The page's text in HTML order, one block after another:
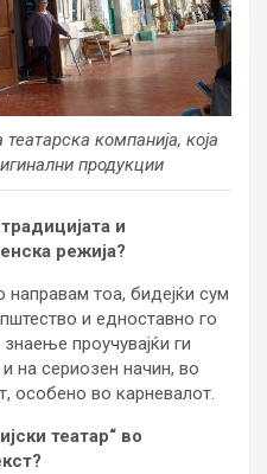
компанија, која
продукции
и
режија?
тоа, бидејќи сум
и едноставно го
проучувајќи ги
на сериозен начин, во
особено во карневалот.
театар“ во